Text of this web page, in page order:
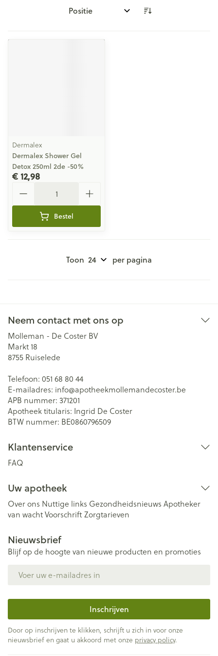
Sorteer op:
Dermalex
Dermalex Shower Gel
Detox 250ml 2de -50%
€ 12,98
Bestel
Toon per pagina
Neem contact met ons op
Molleman - De Coster BV
Markt 18
8755 Ruiselede
Telefoon: 051 68 80 44
E-mailadres: info@apotheekmollemandecoster.be
APB nummer: 371201
Apotheek titularis: Ingrid De Coster
BTW nummer: BE0860796509
Klantenservice
FAQ
Uw apotheek
Over ons Nuttige links Gezondheidsnieuws Apotheker
van wachtVoorschriftZorgtarieven
Nieuwsbrief
Blijf op de hoogte van nieuwe producten en promoties
Inschrijven
Door op inschrijven te klikken, schrijft u zich in voor onze
nieuwsbrief en gaat u akkoord met onze privacy policy.